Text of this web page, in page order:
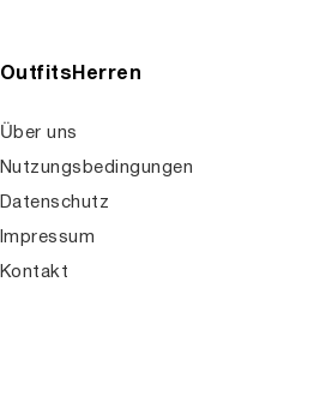
OutfitsHerren
Über uns
Nutzungsbedingungen
Datenschutz
Impressum
Kontakt